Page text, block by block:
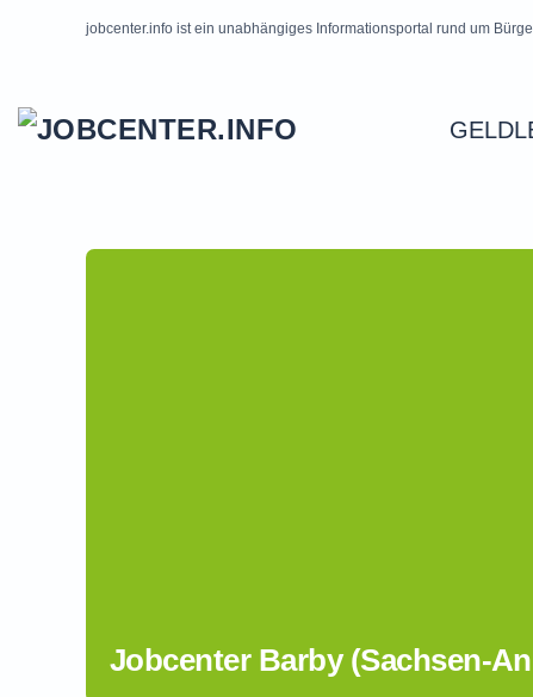
jobcenter.info ist ein unabhängiges Informationsportal rund um
Jobcenter Barby (Sachsen-